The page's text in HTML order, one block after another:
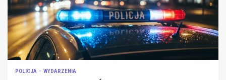
POLICJA WYDARZENIA